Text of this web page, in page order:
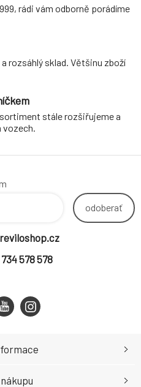
rádi vám odborně porádíme
rozsáhlý sklad. Většinu zboží
stále rozšiřujeme a
vozech.
odoberať
578 578